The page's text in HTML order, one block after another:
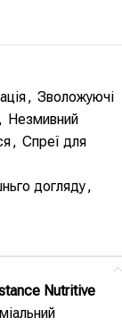
, Зволожуючі
, Незмивний
, Спреї для
догляду,
Nutritive